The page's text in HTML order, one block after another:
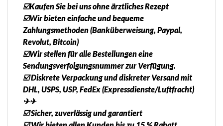
☑️Kaufen Sie bei uns ohne ärztliches Rezept
☑️Wir bieten einfache und bequeme
Zahlungsmethoden (Banküberweisung, Paypal,
Revolut, Bitcoin)
☑️Wir stellen für alle Bestellungen eine
Sendungsverfolgungsnummer zur Verfügung.
☑️ Diskrete Verpackung und diskreter Versand mit
DHL, USPS, USP, FedEx (Expressdienste/Luftfracht)
✈✈
☑️ Sicher, zuverlässig und garantiert